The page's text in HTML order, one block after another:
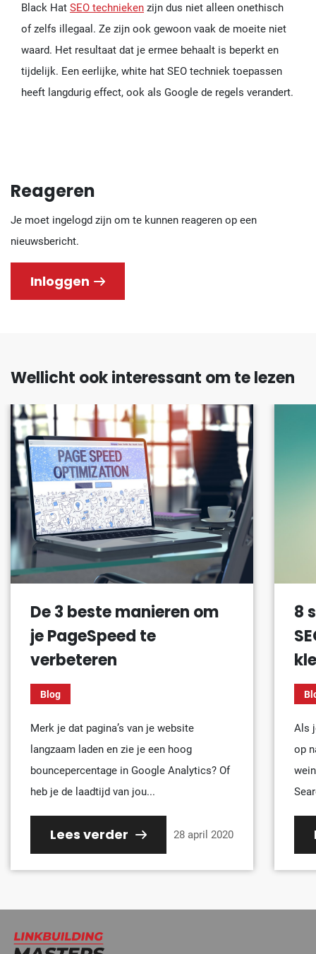
Black Hat SEO technieken zijn dus niet alleen onethisch
of zelfs illegaal. Ze zijn ook gewoon vaak de moeite niet
waard. Het resultaat dat je ermee behaalt is beperkt en
tijdelijk. Een eerlijke, white hat SEO techniek toepassen
heeft langdurig effect, ook als Google de regels verandert.
Reageren
Je moet ingelogd zijn om te kunnen reageren op een
nieuwsbericht.
Inloggen
Wellicht ook interessant om te lezen
De 3 beste manieren om
je PageSpeed te
verbeteren
Blog
Merk je dat pagina’s van je website
langzaam laden en zie je een hoog
bouncepercentage in Google Analytics? Of
heb je de laadtijd van jou...
Lees verder 28 april 2020
8
Als
op